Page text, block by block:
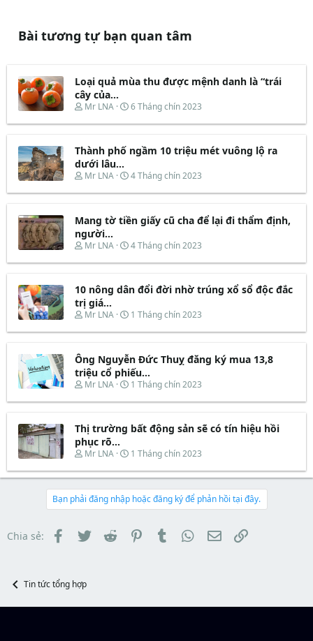
Bài tương tự bạn quan tâm
Loại quả mùa thu được mệnh danh là “trái
cây của...
T
r
a
d
s
a
t
r
Mr LNA
N
à
b
t
ầ
6 Tháng chín 2023
Thành phố ngầm 10 triệu mét vuông lộ ra
dưới lâu...
T
r
a
d
s
a
t
e
r
Mr LNA
N
à
b
t
ầ
4 Tháng chín 2023
Mang tờ tiền giấy cũ cha để lại đi thẩm định,
người...
T
r
a
d
s
a
t
e
r
Mr LNA
N
à
b
t
ầ
4 Tháng chín 2023
10 nông dân đổi đời nhờ trúng xổ sổ độc đắc
trị giá...
T
r
a
d
s
a
t
e
r
Mr LNA
N
à
b
ắ
t
ầ
1 Tháng chín 2023
Ông Nguyễn Đức Thuỵ đăng ký mua 13,8
triệu cổ phiếu...
T
r
a
d
s
a
t
e
Mr LNA
N
à
b
t
ầ
1 Tháng chín 2023
Thị trường bất động sản sẽ có tín hiệu hồi
phục rõ...
T
r
a
d
t
a
r
Mr LNA
N
à
b
ắ
đ
ầ
1 Tháng chín 2023
Bạn phải đăng nhập hoặc đăng ký để phản hồi tại đây.
Chia sẻ: Facebook
TwitterReddit PinterestTumblr WhatsApp
EmailLink
Tin tức tổng hợp